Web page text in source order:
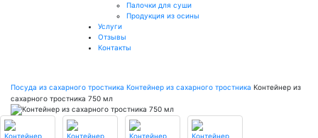
Палочки для суши
Продукция из осины
Услуги
Отзывы
Контакты
Посуда из сахарного тростника Контейнер из сахарного тростника Контейнер из
сахарного тростника 750 мл